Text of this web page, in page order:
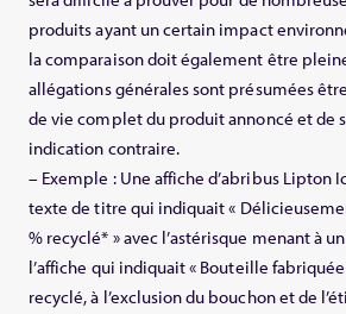
produits ayant un certain impact
la comparaison doit également être
allégations générales sont présumées
de vie complet du produit annoncé et de
indication contraire.
– Exemple : Une affiche d’abribus Lipton
texte de titre qui indiquait «
% recyclé* » avec l’astérisque menant à
l’affiche qui indiquait « Bouteille
recyclé, à l’exclusion du bouchon et de